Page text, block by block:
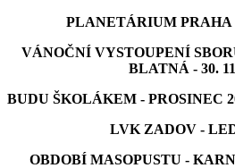
PLANETÁRIUM PRAHA
VÁNOČNÍ VYSTOUPENÍ
BLATNÁ - 30.
BUDU ŠKOLÁKEM - PROSINEC
LVK ZADOV -
OBDOBÍ MASOPUSTU -